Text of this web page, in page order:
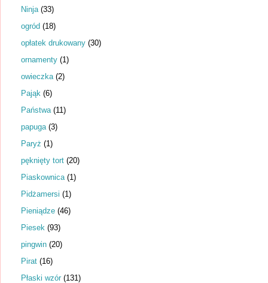
Ninja (33)
ogród (18)
opłatek drukowany (30)
ornamenty (1)
owieczka (2)
Pająk (6)
Państwa (11)
papuga (3)
Paryż (1)
pęknięty tort (20)
Piaskownica (1)
Pidżamersi (1)
Pieniądze (46)
Piesek (93)
pingwin (20)
Pirat (16)
Płaski wzór (131)